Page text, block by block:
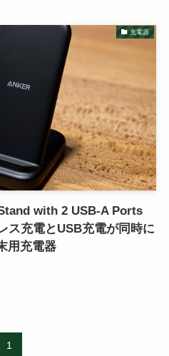
充電器
with 2 USB-A Ports
ス充電とUSB充電が同時に
用充電器
1